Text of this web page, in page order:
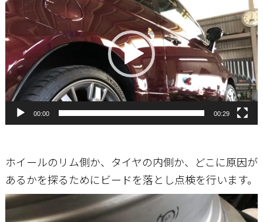
画
レ
ー
ヤ
ー
00:00 00:29
ホイールのリム側か、タイヤの内側か、どこに原因が
あるかを探るためにビードを落とし点検を行います。